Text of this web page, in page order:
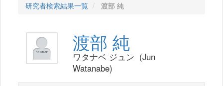
研究者検索結果一覧 渡部 純
渡部 純
ワタナベ ジュン (Jun
Watanabe)